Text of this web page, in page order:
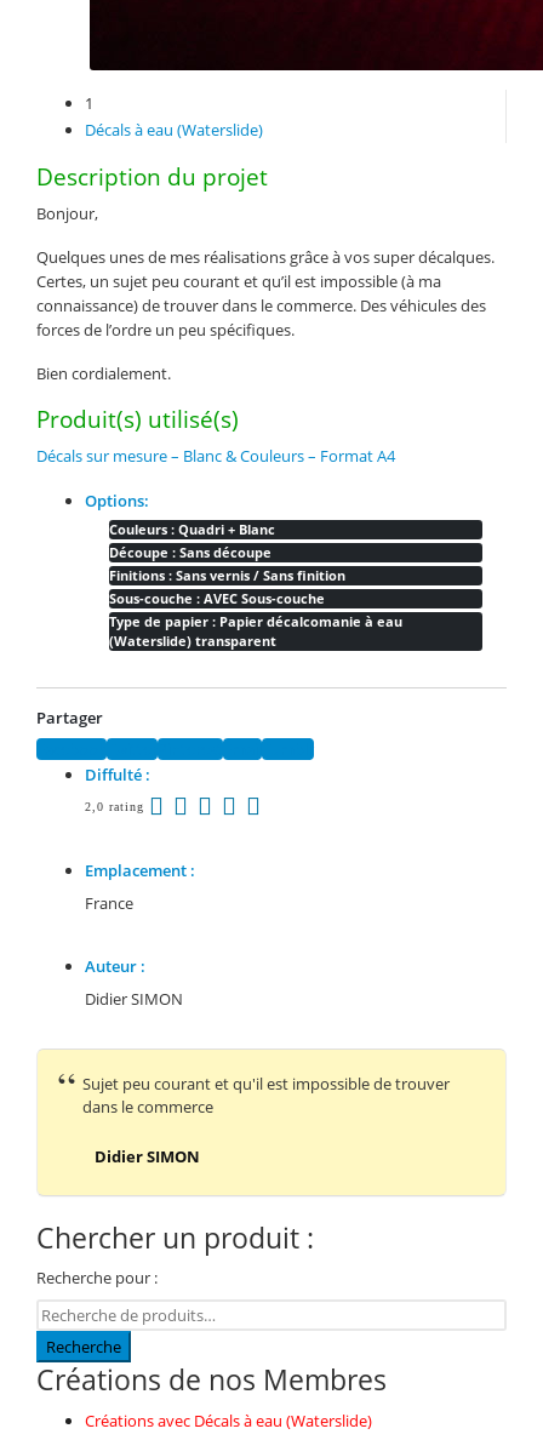
1
Décals à eau (Waterslide)
Description du projet
Bonjour,
Quelques unes de mes réalisations grâce à vos super décalques.
Certes, un sujet peu courant et qu’il est impossible (à ma
connaissance) de trouver dans le commerce. Des véhicules des
forces de l’ordre un peu spécifiques.
Bien cordialement.
Produit(s) utilisé(s)
Décals sur mesure – Blanc & Couleurs – Format A4
Options:
Couleurs : Quadri + Blanc
Découpe : Sans découpe
Finitions : Sans vernis / Sans finition
Sous-couche : AVEC Sous-couche
Type de papier : Papier décalcomanie à eau
(Waterslide) transparent
Partager
FacebookTwitterPinterestEmailTumblr
Diffulté :
2,0 rating
Emplacement :
France
Auteur :
Didier SIMON
Sujet peu courant et qu'il est impossible de trouver
dans le commerce
Didier SIMON
Chercher un produit :
Recherche pour :
Recherche
Créations de nos Membres
Créations avec Décals à eau (Waterslide)